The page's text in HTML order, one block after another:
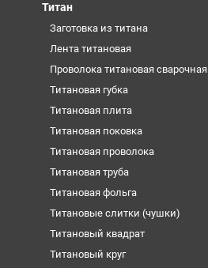
Титан
Заготовка из титана
Лента титановая
Проволока титановая сварочная
Титановая губка
Титановая плита
Титановая поковка
Титановая проволока
Титановая труба
Титановая фольга
Титановые слитки (чушки)
Титановый квадрат
Титановый круг